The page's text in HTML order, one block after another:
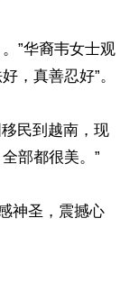
”华裔韦女士观
，真善忍好”。
民到越南，现
部都很美。”
神圣，震撼心